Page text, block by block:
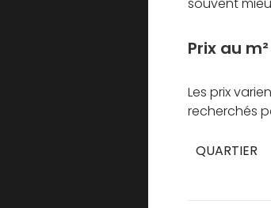
Prix au
Les prix
recherchés
QUARTIER